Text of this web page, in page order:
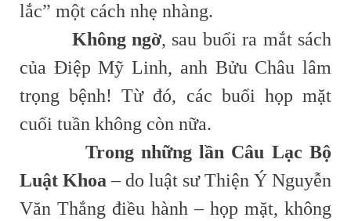
lắc” một cách nhẹ nhàng.
Không ngờ, sau buổi ra mắt sách
của Điệp Mỹ Linh, anh Bửu Châu lâm
trọng bệnh! Từ đó, các buổi họp mặt
cuối tuần không còn nữa.
Trong những lần Câu Lạc Bộ
Luật Khoa– do luật sư Thiện Ý Nguyễn
Văn Thắng điều hành – họp mặt, không